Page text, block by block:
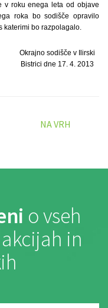
v roku enega leta od objave
roka bo sodišče opravilo
katerimi bo razpolagalo.
Okrajno sodišče v Ilirski
Bistrici dne 17. 4. 2013
NA VRH
o vseh
in